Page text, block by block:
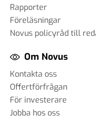
Rapporter
Föreläsningar
Novus policyråd till
Om Novus
Kontakta oss
Offertförfrågan
För investerare
Jobba hos oss